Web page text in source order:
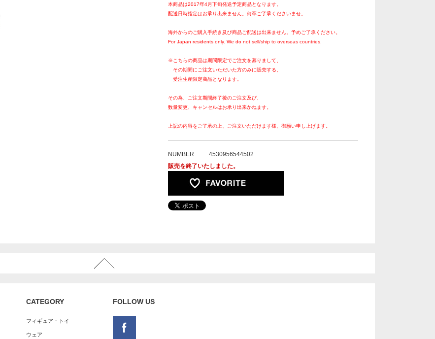
本商品は2017年4月下旬発送予定商品となります。
配送日時指定はお承り出来ません。何卒ご了承くださいませ。
海外からのご購入手続き及び商品ご配送は出来ません。予めご了承ください。
For Japan residents only. We do not sell/ship to overseas countries.
※こちらの商品は期間限定でご注文を募りまして、
その期間にご注文いただいた方のみに販売する、
受注生産限定商品となります。
その為、ご注文期間終了後のご注文及び、
数量変更、キャンセルはお承り出来かねます。
上記の内容をご了承の上、ご注文いただけます様、御願い申し上げます。
NUMBER
4530956544502
販売を終了いたしました。
CATEGORY
フィギュア・トイ
ウェア
FOLLOW US